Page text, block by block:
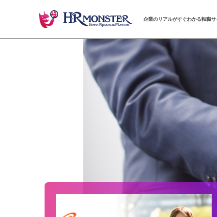
企業のリアルがすぐわかる転職